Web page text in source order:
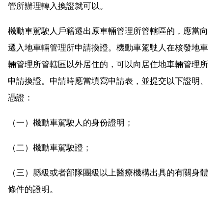
管所辦理轉入換證就可以。
機動車駕駛人戶籍遷出原車輛管理所管轄區的，應當向
遷入地車輛管理所申請換證。機動車駕駛人在核發地車
輛管理所管轄區以外居住的，可以向居住地車輛管理所
申請換證。申請時應當填寫申請表，並提交以下證明、
憑證：
（一）機動車駕駛人的身份證明；
（二）機動車駕駛證；
（三）縣級或者部隊團級以上醫療機構出具的有關身體
條件的證明。